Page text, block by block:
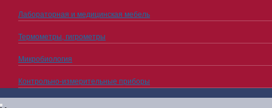
Лабораторная и медицинская мебель
Термометры, гигрометры
Микробиология
Контрольно-измерительные приборы